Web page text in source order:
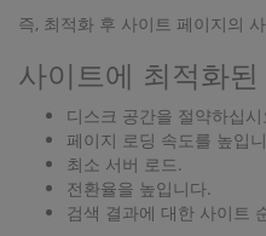
즉, 최적화 후 사이트 페이지의
사이트에 최적화된
디스크 공간을 절약하십시
페이지 로딩 속도를 높입
최소 서버 로드.
전환율을 높입니다.
검색 결과에 대한 사이트